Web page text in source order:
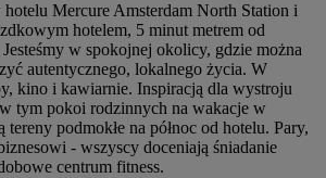
Mercure Amsterdam North Station i
hotelem, 5 minut metrem od
w spokojnej okolicy, gdzie można
autentycznego, lokalnego życia. W
kino i kawiarnie. Inspiracją dla wystroju
tym pokoi rodzinnych na wakacje w
tereny podmokłe na północ od hotelu. Pary,
- wszyscy doceniają śniadanie
centrum fitness.